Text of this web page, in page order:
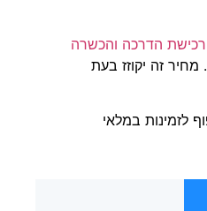
רכישת הדרכה והכשרה
. מחיר זה יקוזז בעת
לזמינות במלאי